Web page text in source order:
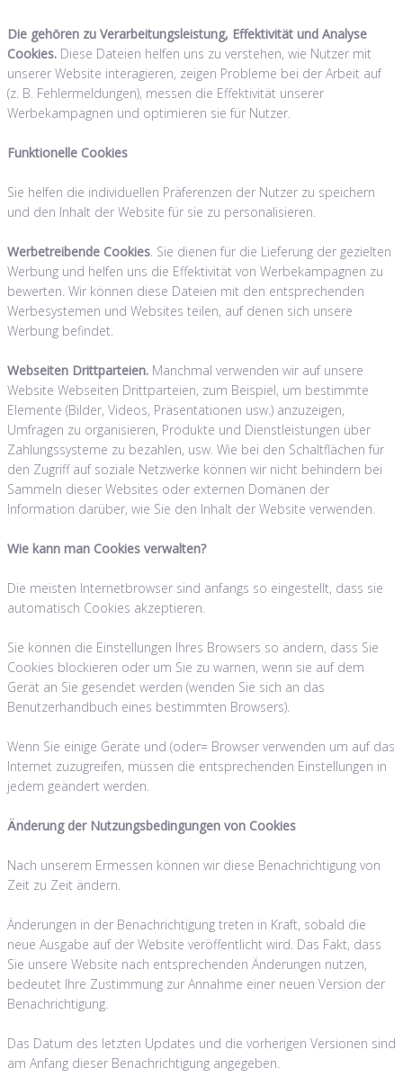
Die gehören zu Verarbeitungsleistung, Effektivität und Analyse
Cookies. Diese Dateien helfen uns zu verstehen, wie Nutzer mit
unserer Website interagieren, zeigen Probleme bei der Arbeit auf
(z. B. Fehlermeldungen), messen die Effektivität unserer
Werbekampagnen und optimieren sie für Nutzer.
Funktionelle Cookies
Sie helfen die individuellen Präferenzen der Nutzer zu speichern
und den Inhalt der Website für sie zu personalisieren.
Werbetreibende Cookies. Sie dienen für die Lieferung der gezielten
Werbung und helfen uns die Effektivität von Werbekampagnen zu
bewerten. Wir können diese Dateien mit den entsprechenden
Werbesystemen und Websites teilen, auf denen sich unsere
Werbung befindet.
Webseiten Drittparteien. Manchmal verwenden wir auf unsere
Website Webseiten Drittparteien, zum Beispiel, um bestimmte
Elemente (Bilder, Videos, Präsentationen usw.) anzuzeigen,
Umfragen zu organisieren, Produkte und Dienstleistungen über
Zahlungssysteme zu bezahlen, usw. Wie bei den Schaltflächen für
den Zugriff auf soziale Netzwerke können wir nicht behindern bei
Sammeln dieser Websites oder externen Domänen der
Information darüber, wie Sie den Inhalt der Website verwenden.
Wie kann man Cookies verwalten?
Die meisten Internetbrowser sind anfangs so eingestellt, dass sie
automatisch Cookies akzeptieren.
Sie können die Einstellungen Ihres Browsers so ändern, dass Sie
Cookies blockieren oder um Sie zu warnen, wenn sie auf dem
Gerät an Sie gesendet werden (wenden Sie sich an das
Benutzerhandbuch eines bestimmten Browsers).
Wenn Sie einige Geräte und (oder= Browser verwenden um auf das
Internet zuzugreifen, müssen die entsprechenden Einstellungen in
jedem geändert werden.
Änderung der Nutzungsbedingungen von Cookies
Nach unserem Ermessen können wir diese Benachrichtigung von
Zeit zu Zeit ändern.
Änderungen in der Benachrichtigung treten in Kraft, sobald die
neue Ausgabe auf der Website veröffentlicht wird. Das Fakt, dass
Sie unsere Website nach entsprechenden Änderungen nutzen,
bedeutet Ihre Zustimmung zur Annahme einer neuen Version der
Benachrichtigung.
Das Datum des letzten Updates und die vorherigen Versionen sind
am Anfang dieser Benachrichtigung angegeben.